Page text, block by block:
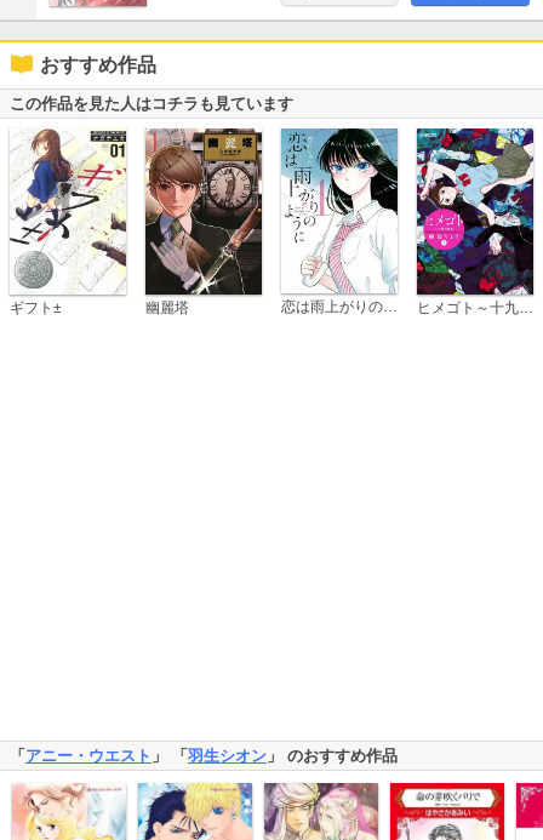
おすすめ作品
この作品を見た人はコチラも見ています
ギフト± 幽麗塔 恋は雨上がりのように
「 アニー・ウエスト 」 「 羽生シオン 」 のおすすめ作品